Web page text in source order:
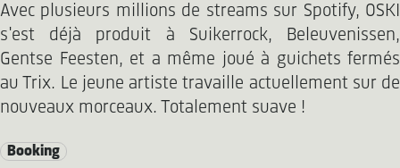
Avec plusieurs millions de streams sur Spotify, OSKI
s'est déjà produit à Suikerrock, Beleuvenissen,
Gentse Feesten, et a même joué à guichets fermés
au Trix. Le jeune artiste travaille actuellement sur de
nouveaux morceaux. Totalement suave !
Booking